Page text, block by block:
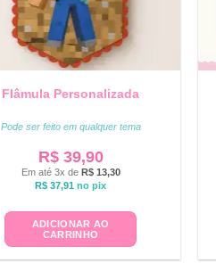
Flâmula Personalizada
Pode ser feito em qualquer tema
R$39,90
Em até 3x de R$13,30
R$ 37,91 no pix
ADICIONAR AO
CARRINHO